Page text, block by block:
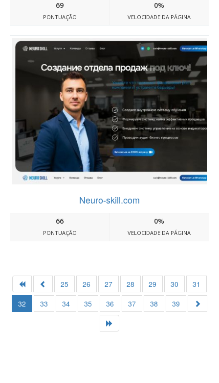
69
PONTUAÇÃO
0%
VELOCIDADE DA PÁGINA
Neuro-skill.com
66
PONTUAÇÃO
0%
VELOCIDADE DA PÁGINA
25 26 27 28 29 30
31
32
33 34 35 36 37 38 39